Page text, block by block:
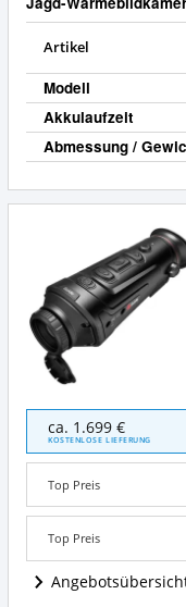
Artikel
Modell
Akkulaufzeit
Abmessung /
Wärmebildgerät
Guide
IR510
Nano
Angebote:
ist
diese
Jagd-
ca. 1.699 €
KOSTENLOSE LIEFERUNG
Top Preis
Top Preis